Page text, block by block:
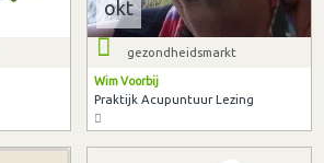
okt
gezondheidsmarkt
Wim Voorbij
Praktijk Acupuntuur Lezing